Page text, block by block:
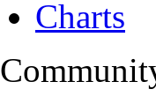
Charts